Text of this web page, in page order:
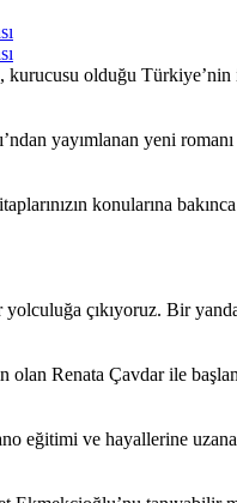
olduğu
yayımlanan yeni
konularına
çıkıyoruz. Bir
Renata Çavdar ile
eğitimi ve hayallerine